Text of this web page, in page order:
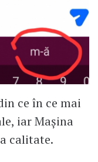
ce în ce mai
iar Mașina
calitate.